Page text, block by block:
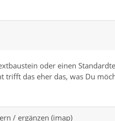
oder einen
trifft das eher das, was Du
/ ergänzen (imap)